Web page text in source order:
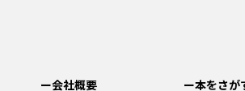
ー会社概要 ー本をさが